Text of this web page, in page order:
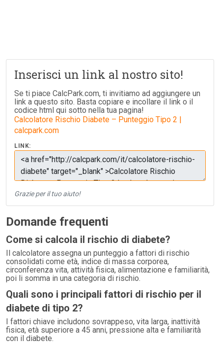
Inserisci un link al nostro sito!
Se ti piace CalcPark.com, ti invitiamo ad aggiungere un
link a questo sito. Basta copiare e incollare il link o il
codice html qui sotto nella tua pagina!
Calcolatore Rischio Diabete – Punteggio Tipo 2 |
calcpark.com
LINK:
Grazie per il tuo aiuto!
Domande frequenti
Come si calcola il rischio di diabete?
Il calcolatore assegna un punteggio a fattori di rischio
consolidati come età, indice di massa corporea,
circonferenza vita, attività fisica, alimentazione e familiarità,
poi li somma in una categoria di rischio.
Quali sono i principali fattori di rischio per il
diabete di tipo 2?
I fattori chiave includono sovrappeso, vita larga, inattività
fisica, età superiore a 45 anni, pressione alta e familiarità
con il diabete.